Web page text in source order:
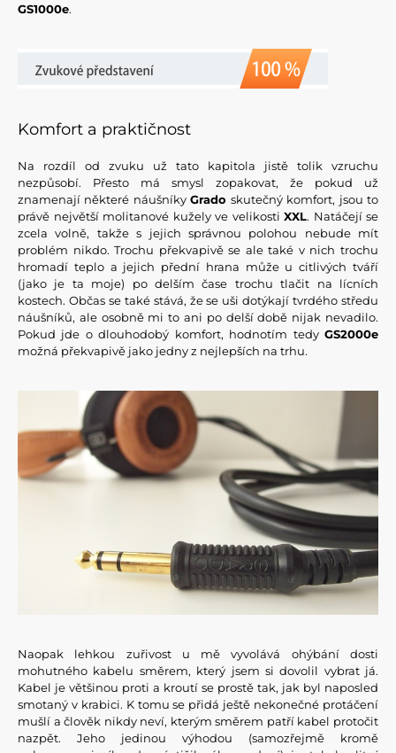
GS1000e.
Komfort a praktičnost
Na rozdíl od zvuku už tato kapitola jistě tolik vzruchu
nezpůsobí. Přesto má smysl zopakovat, že pokud už
znamenají některé náušníkyGrado skutečný komfort, jsou to
právě největší molitanové kužely ve velikosti XXL. Natáčejí se
zcela volně, takže s jejich správnou polohou nebude mít
problém nikdo. Trochu překvapivě se ale také v nich trochu
hromadí teplo a jejich přední hrana může u citlivých tváří
(jako je ta moje) po delším čase trochu tlačit na lícních
kostech. Občas se také stává, že se uši dotýkají tvrdého středu
náušníků, ale osobně mi to ani po delší době nijak nevadilo.
Pokud jde o dlouhodobý komfort, hodnotím tedy GS2000e
možná překvapivě jako jedny z nejlepších na trhu.
Naopak lehkou zuřivost u mě vyvolává ohýbání dosti
mohutného kabelu směrem, který jsem si dovolil vybrat já.
Kabel je většinou proti a kroutí se prostě tak, jak byl naposled
smotaný v krabici. K tomu se přidá ještě nekonečné protáčení
mušlí a člověk nikdy neví, kterým směrem patří kabel protočit
nazpět. Jeho jedinou výhodou (samozřejmě kromě